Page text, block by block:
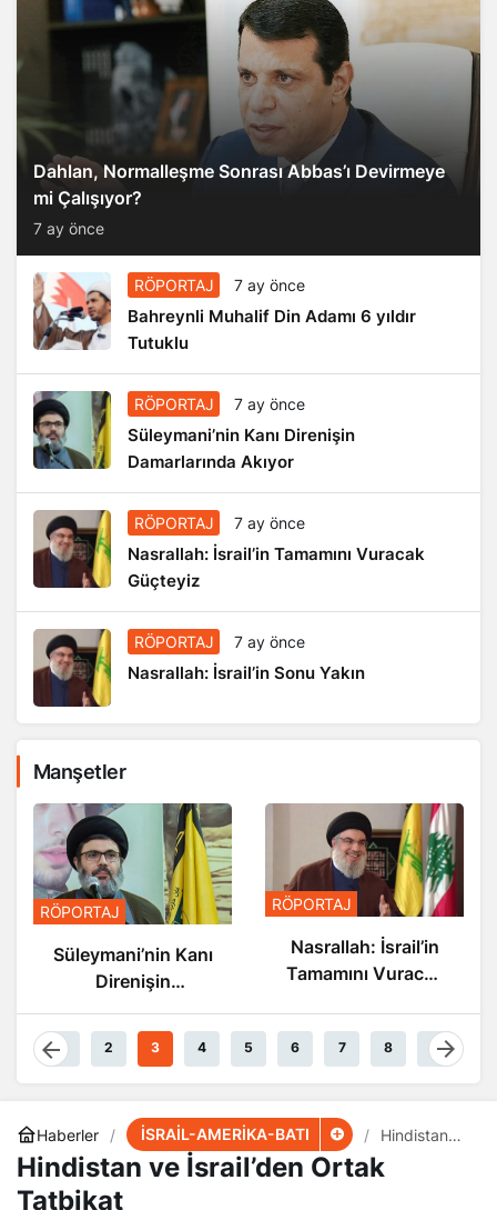
Dahlan, Normalleşme Sonrası Abbas’ı Devirmeye
mi Çalışıyor?
7 ay önce
RÖPORTAJ 7 ay önce
Bahreynli Muhalif Din Adamı 6 yıldır
Tutuklu
RÖPORTAJ 7 ay önce
Süleymani’nin Kanı Direnişin
Damarlarında Akıyor
RÖPORTAJ 7 ay önce
Nasrallah: İsrail’in Tamamını Vuracak
Güçteyiz
RÖPORTAJ 7 ay önce
Nasrallah: İsrail’in Sonu Yakın
Manşetler
RÖPORTAJ
Nasrallah: İsrail’in
Tamamını Vuracak
Güçteyiz
RÖPORTAJ
Nasrallah: İsrail’in
Sonu Yakın
1 2 3 4 5 6 7 8 9
Haberler İSRAİL-AMERİKA-BATI
Hindistan
ve İsrail’den
Ortak
Tatbikat
Hindistan ve İsrail’den Ortak
Tatbikat